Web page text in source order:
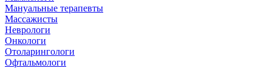
Мануальные терапевты
Массажисты
Неврологи
Онкологи
Отоларингологи
Офтальмологи